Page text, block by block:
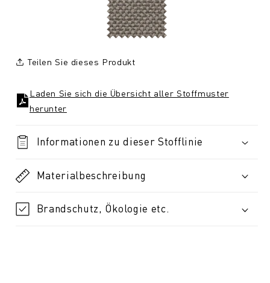
Teilen Sie dieses Produkt
Laden Sie sich die Übersicht aller Stoffmuster
herunter
Informationen zu dieser Stofflinie
Materialbeschreibung
Brandschutz, Ökologie etc.